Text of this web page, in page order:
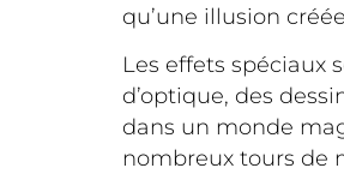
qu’une illusion
Les effets spéciaux
d’optique, des
dans un monde
nombreux tours de